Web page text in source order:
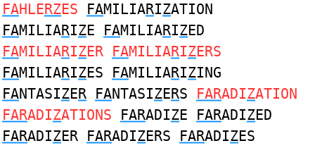
FAHLERZES FAMILIARIZATION
FAMILIARIZE FAMILIARIZED
FAMILIARIZER FAMILIARIZERS
FAMILIARIZES FAMILIARIZING
FANTASIZER FANTASIZERS FARADIZATION
FARADIZATIONS FARADIZE FARADIZED
FARADIZER FARADIZERS FARADIZES